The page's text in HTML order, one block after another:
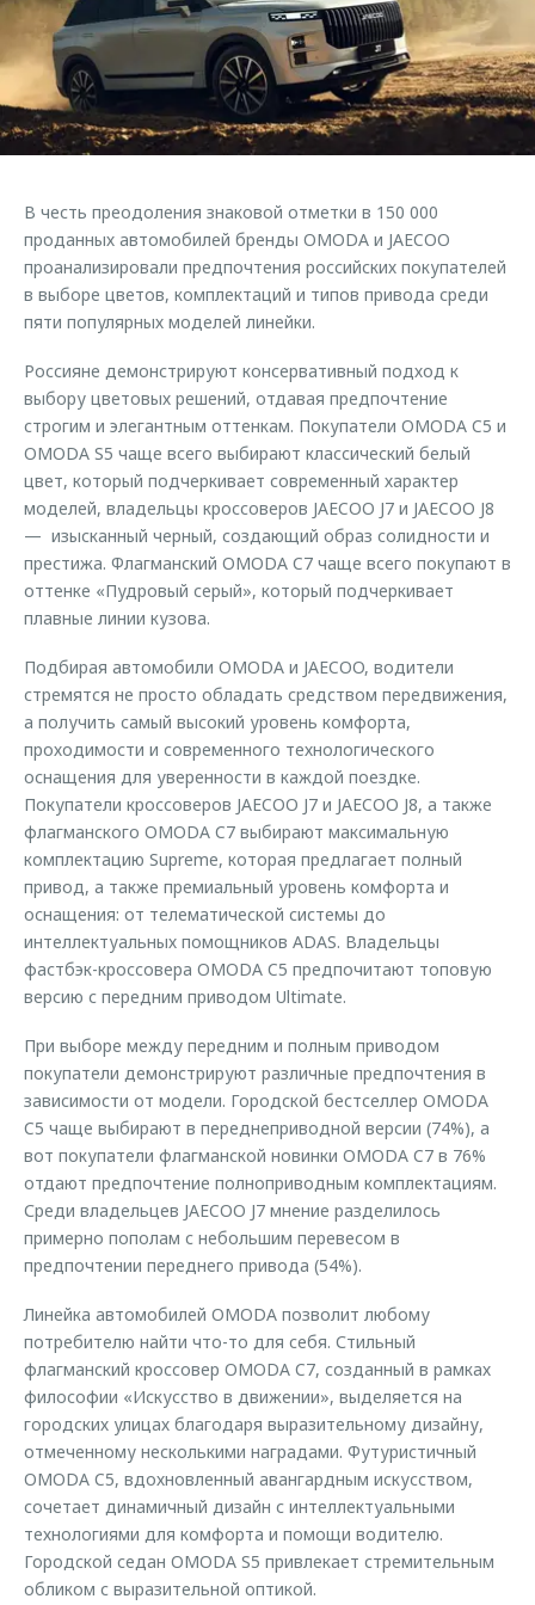
Страхование
Кредитный калькулятор
Аксессуары
Одежда и сувениры
Запчасти
Трейд-ин
Калькулятор трейд-ин
Клиентская поддержка
O&J Автоклуб
Клуб владельцев OMODA
Приложение O&J
Одежда и сувениры
Оригинальные аксессуары
Запчасти
Обратная связь
В честь преодоления знаковой отметки в 150 000
проданных автомобилей бренды OMODA и JAECOO
проанализировали предпочтения российских покупателей
в выборе цветов, комплектаций и типов привода среди
пяти популярных моделей линейки.
Россияне демонстрируют консервативный подход к
выбору цветовых решений, отдавая предпочтение
строгим и элегантным оттенкам. Покупатели OMODA C5 и
OMODA S5 чаще всего выбирают классический белый
цвет, который подчеркивает современный характер
моделей, владельцы кроссоверов JAECOO J7 и JAECOO J8
— изысканный черный, создающий образ солидности и
престижа. Флагманский OMODA C7 чаще всего покупают в
оттенке «Пудровый серый», который подчеркивает
плавные линии кузова.
Подбирая автомобили OMODA и JAECOO, водители
стремятся не просто обладать средством передвижения,
а получить самый высокий уровень комфорта,
проходимости и современного технологического
оснащения для уверенности в каждой поездке.
Покупатели кроссоверов JAECOO J7 и JAECOO J8, а также
флагманского OMODA C7 выбирают максимальную
комплектацию Supreme, которая предлагает полный
привод, а также премиальный уровень комфорта и
оснащения: от телематической системы до
интеллектуальных помощников ADAS. Владельцы
фастбэк-кроссовера OMODA C5 предпочитают топовую
версию с передним приводом Ultimate.
При выборе между передним и полным приводом
покупатели демонстрируют различные предпочтения в
зависимости от модели. Городской бестселлер OMODA
C5 чаще выбирают в переднеприводной версии (74%), а
вот покупатели флагманской новинки OMODA C7 в 76%
отдают предпочтение полноприводным комплектациям.
Среди владельцев JAECOO J7 мнение разделилось
примерно пополам с небольшим перевесом в
предпочтении переднего привода (54%).
Линейка автомобилей OMODA позволит любому
потребителю найти что-то для себя. Стильный
флагманский кроссовер OMODA C7, созданный в рамках
философии «Искусство в движении», выделяется на
городских улицах благодаря выразительному дизайну,
отмеченному несколькими наградами. Футуристичный
OMODA C5, вдохновленный авангардным искусством,
сочетает динамичный дизайн с интеллектуальными
технологиями для комфорта и помощи водителю.
Городской седан OMODA S5 привлекает стремительным
обликом с выразительной оптикой.